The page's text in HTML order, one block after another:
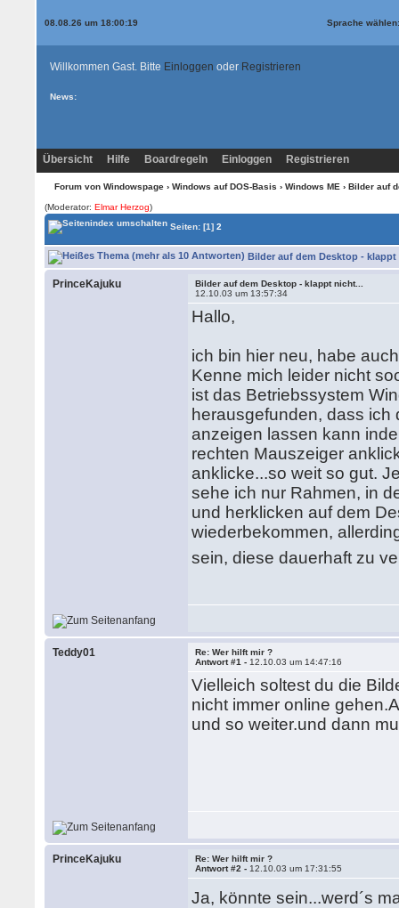
08.08.26 um 18:00:19 Sprache
Willkommen Gast. Bitte Einloggen oder Registrieren
News:
Übersicht Hilfe Boardregeln Einloggen Registrieren
Forum von Windowspage› Windows auf DOS-Basis › Windows ME › Bilder auf
(Moderator:Elmar Herzog)
Seiten:[1] 2
Bilder auf dem Desktop - klappt
PrinceKajuku
Bilder auf dem Desktop - klappt nicht...
12.10.03 um 13:57:34
Hallo,
ich bin hier neu, habe
Kenne mich leider nicht
ist das Betriebssystem
herausgefunden, dass
anzeigen lassen kann
rechten Mauszeiger
anklicke...so weit so gut.
sehe ich nur Rahmen, in
und herklicken auf dem
wiederbekommen,
sein, diese dauerhaft zu
Teddy01
Re: Wer hilft mir ?
Antwort #1 - 12.10.03 um 14:47:16
Vielleich soltest du die
nicht immer online
und so weiter.und dann
PrinceKajuku
Re: Wer hilft mir ?
Antwort #2 - 12.10.03 um 17:31:55
Ja, könnte sein...werd´s